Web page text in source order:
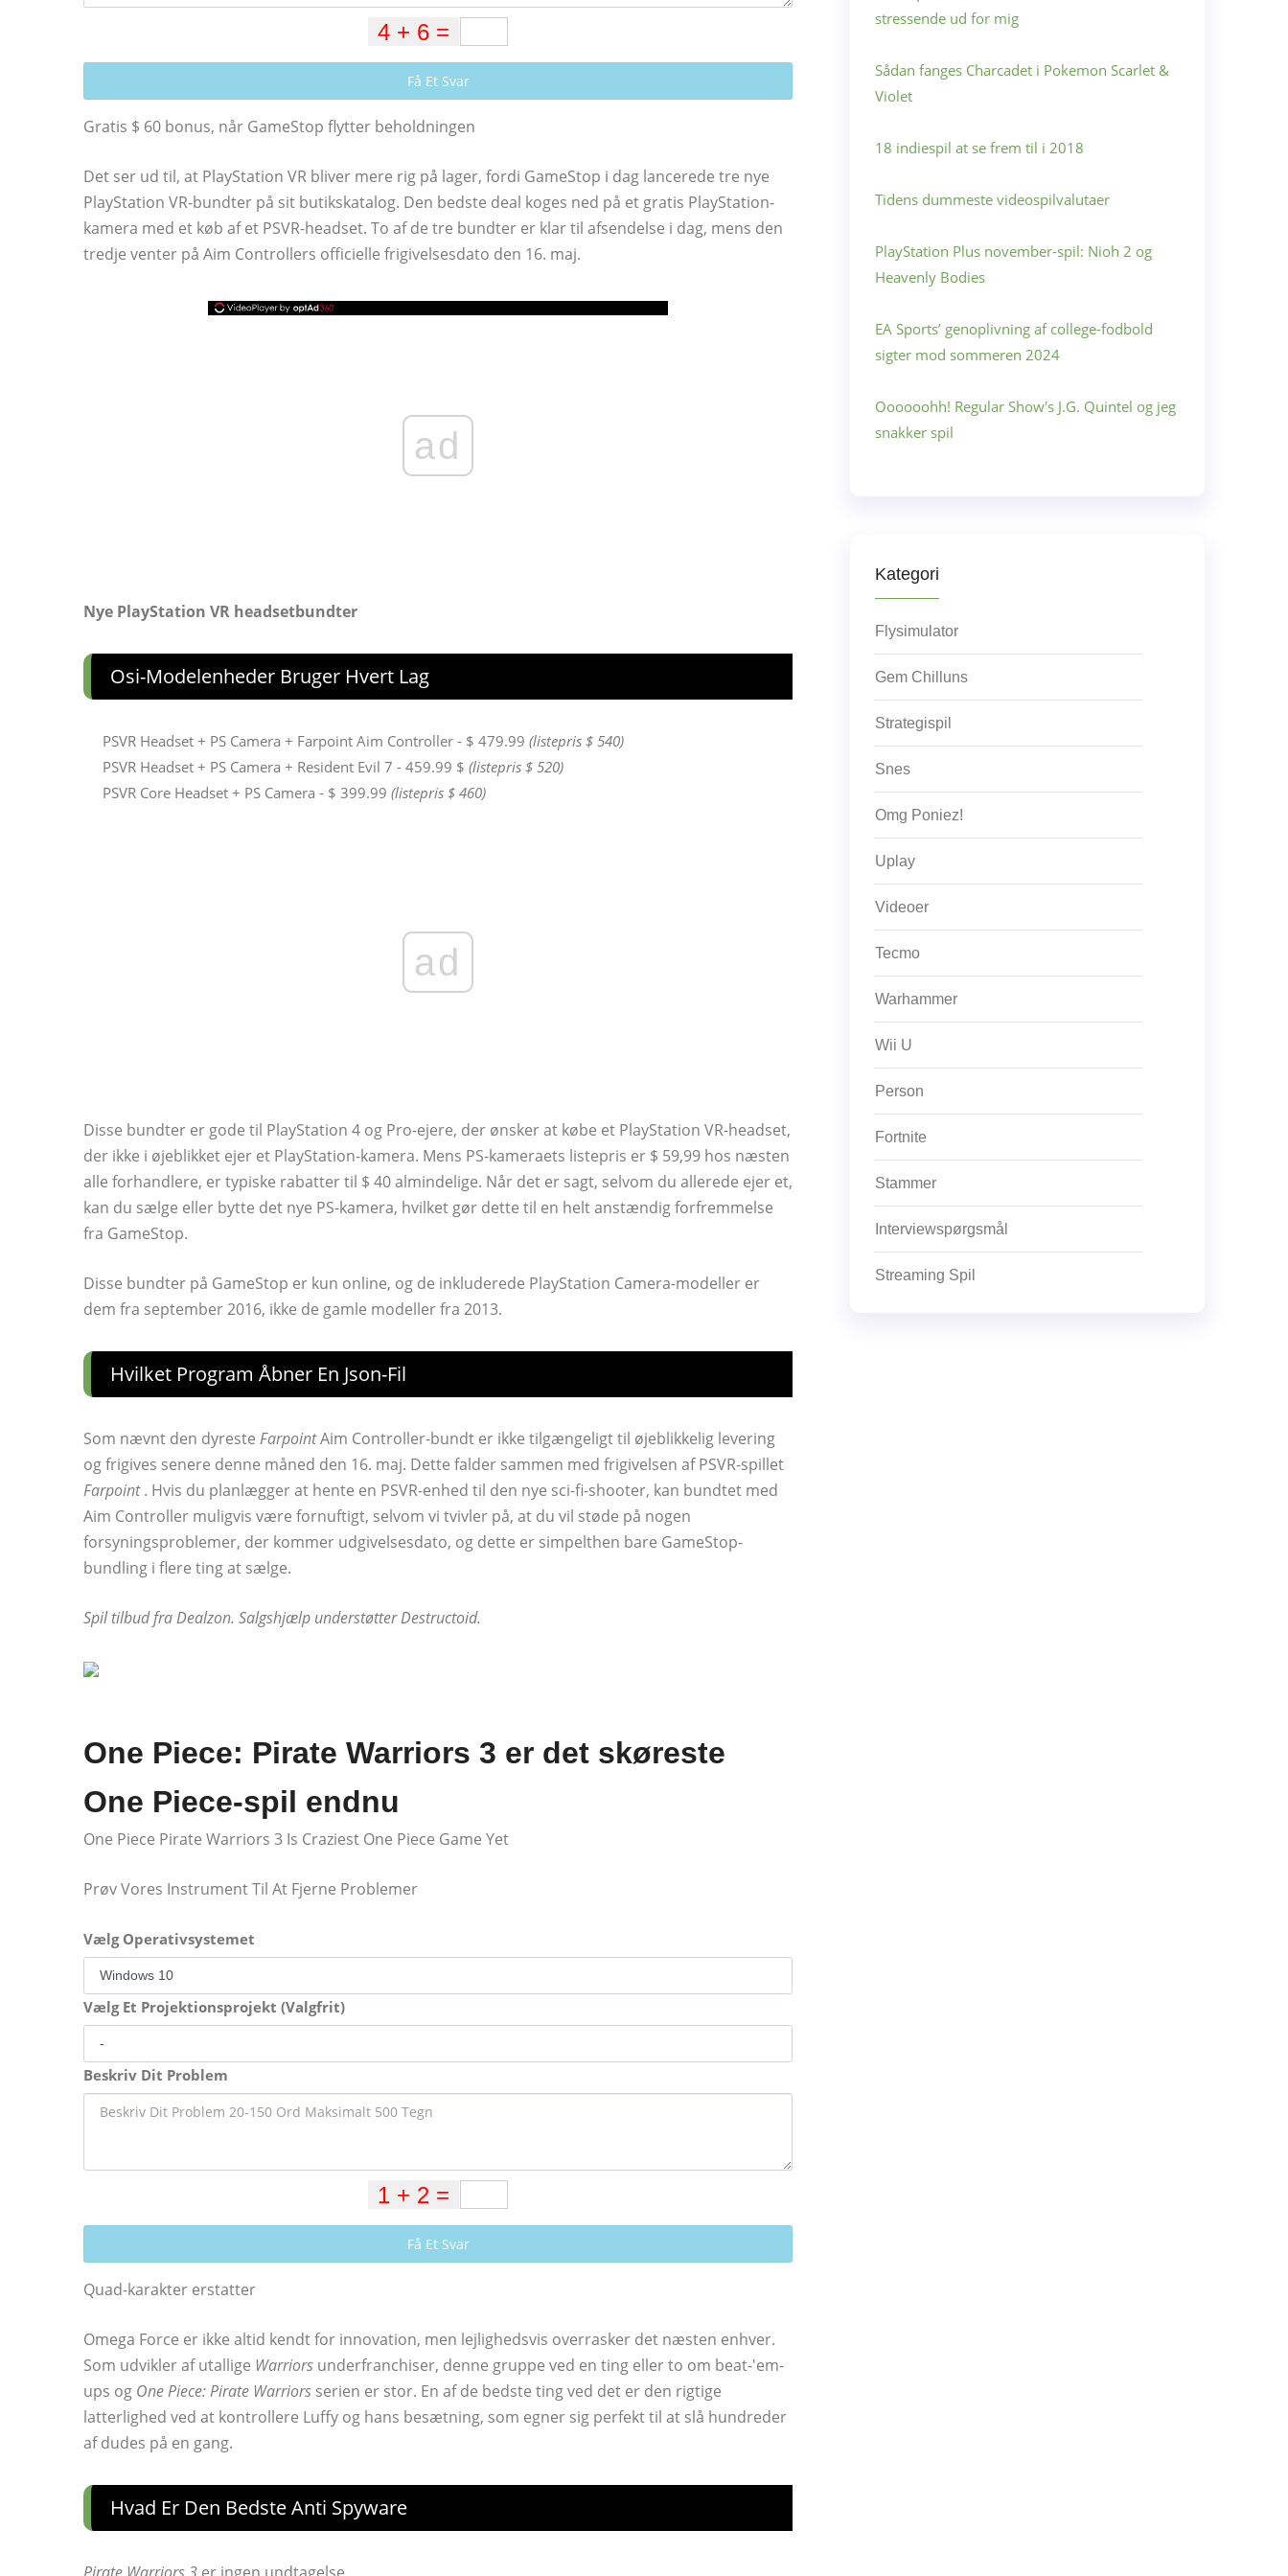
Få Et Svar
Gratis $ 60 bonus, når GameStop flytter beholdningen
Det ser ud til, at PlayStation VR bliver mere rig på lager, fordi GameStop i dag lancerede tre nye
PlayStation VR-bundter på sit butikskatalog. Den bedste deal koges ned på et gratis PlayStation-
kamera med et køb af et PSVR-headset. To af de tre bundter er klar til afsendelse i dag, mens den
tredje venter på Aim Controllers officielle frigivelsesdato den 16. maj.
ad
Nye PlayStation VR headsetbundter
Osi-Modelenheder Bruger Hvert Lag
PSVR Headset + PS Camera + Farpoint Aim Controller - $ 479.99 (listepris $ 540)
PSVR Headset + PS Camera + Resident Evil 7 - 459.99 $ (listepris $ 520)
PSVR Core Headset + PS Camera - $ 399.99 (listepris $ 460)
ad
Disse bundter er gode til PlayStation 4 og Pro-ejere, der ønsker at købe et PlayStation VR-headset,
der ikke i øjeblikket ejer et PlayStation-kamera. Mens PS-kameraets listepris er $ 59,99 hos næsten
alle forhandlere, er typiske rabatter til $ 40 almindelige. Når det er sagt, selvom du allerede ejer et,
kan du sælge eller bytte det nye PS-kamera, hvilket gør dette til en helt anstændig forfremmelse
fra GameStop.
Disse bundter på GameStop er kun online, og de inkluderede PlayStation Camera-modeller er
dem fra september 2016, ikke de gamle modeller fra 2013.
Hvilket Program Åbner En Json-Fil
Som nævnt den dyreste FarpointAim Controller-bundt er ikke tilgængeligt til øjeblikkelig levering
og frigives senere denne måned den 16. maj. Dette falder sammen med frigivelsen af ​​PSVR-spillet
Farpoint. Hvis du planlægger at hente en PSVR-enhed til den nye sci-fi-shooter, kan bundtet med
Aim Controller muligvis være fornuftigt, selvom vi tvivler på, at du vil støde på nogen
forsyningsproblemer, der kommer udgivelsesdato, og dette er simpelthen bare GameStop-
bundling i flere ting at sælge.
Spil tilbud fra Dealzon. Salgshjælp understøtter Destructoid.
One Piece: Pirate Warriors 3 er det skøreste
One Piece-spil endnu
One Piece Pirate Warriors 3 Is Craziest One Piece Game Yet
Prøv Vores Instrument Til At Fjerne Problemer
Vælg Operativsystemet
Vælg Et Projektionsprojekt (Valgfrit)
Beskriv Dit Problem
Få Et Svar
Quad-karakter erstatter
Omega Force er ikke altid kendt for innovation, men lejlighedsvis overrasker det næsten enhver.
Som udvikler af utallige Warriors underfranchiser, denne gruppe ved en ting eller to om beat-'em-
ups og One Piece: Pirate Warriors serien er stor. En af de bedste ting ved det er den rigtige
latterlighed ved at kontrollere Luffy og hans besætning, som egner sig perfekt til at slå hundreder
af dudes på en gang.
Hvad Er Den Bedste Anti Spyware
stressende ud for mig
Sådan fanges Charcadet i Pokemon Scarlet &
Violet
18 indiespil at se frem til i 2018
Tidens dummeste videospilvalutaer
PlayStation Plus november-spil: Nioh 2 og
Heavenly Bodies
EA Sports’ genoplivning af college-fodbold
sigter mod sommeren 2024
Oooooohh! Regular Show's J.G. Quintel og jeg
snakker spil
Kategori
Flysimulator
Gem Chilluns
Strategispil
Snes
Omg Poniez!
Uplay
Videoer
Tecmo
Warhammer
Wii U
Person
Fortnite
Stammer
Interviewspørgsmål
Streaming Spil